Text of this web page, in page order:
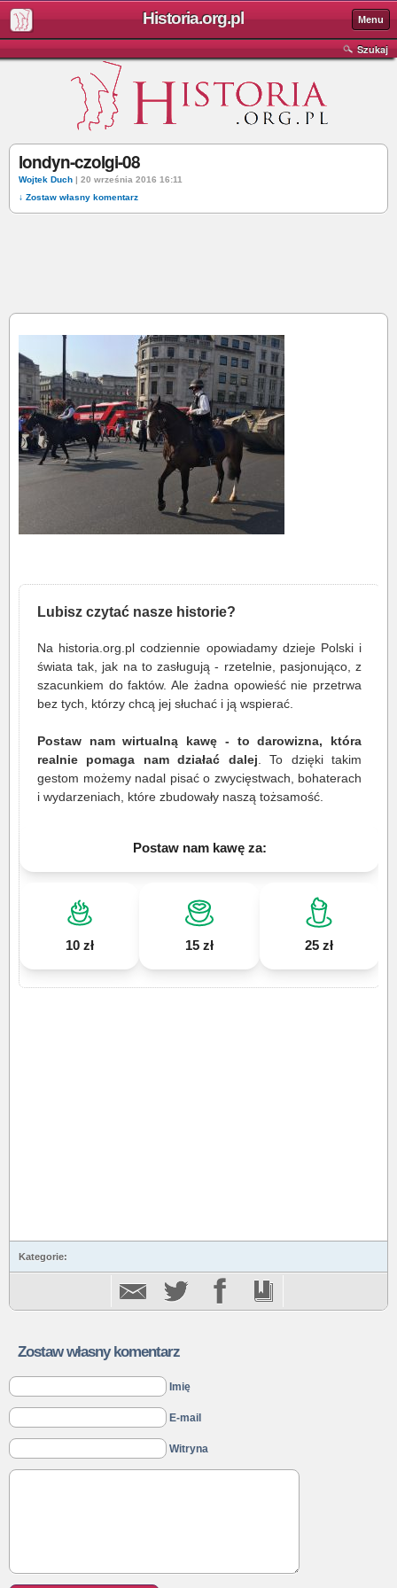
Historia.org.pl Menu
Szukaj
londyn-czolgi-08
Wojtek Duch | 20 września 2016 16:11
↓ Zostaw własny komentarz
Lubisz czytać nasze historie?
Na historia.org.pl codziennie opowiadamy dzieje Polski i
świata tak, jak na to zasługują - rzetelnie, pasjonująco, z
szacunkiem do faktów. Ale żadna opowieść nie przetrwa
bez tych, którzy chcą jej słuchać i ją wspierać.
Postaw nam wirtualną kawę - to darowizna, która
realnie pomaga nam działać dalej . To dzięki takim
gestom możemy nadal pisać o zwycięstwach, bohaterach
i wydarzeniach, które zbudowały naszą tożsamość.
Postaw nam kawę za:
10 zł 15 zł 25 zł
Kategorie:
Zostaw własny komentarz
Imię
E-mail
Witryna